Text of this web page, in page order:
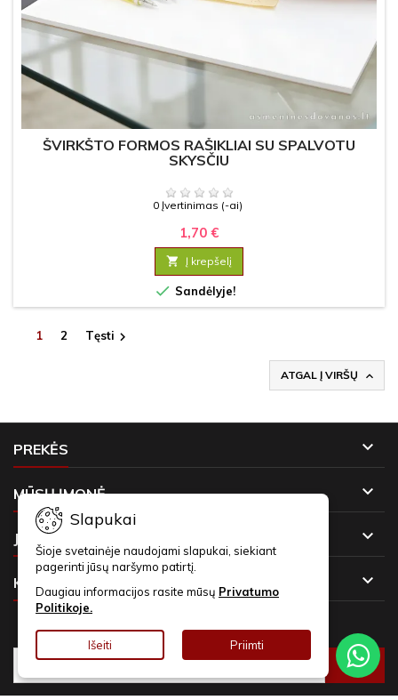
ŠVIRKŠTO FORMOS RAŠIKLIAI SU SPALVOTU
SKYSČIU
0 Įvertinimas (-ai)
1,70 €
 Į krepšelį
 Sandėlyje!
1 2 Tęsti 
ATGAL Į VIRŠŲ 
PREKĖS 
MŪSŲ ĮMONĖ 
JŪSŲ PASKYRA 
KONTAKTAI 
Slapukai
Šioje svetainėje naudojami slapukai, siekiant
pagerinti jūsų naršymo patirtį.
Daugiau informacijos rasite mūsų Privatumo
Politikoje.
Išeiti Priimti
NAUJIENLAIŠKIAI